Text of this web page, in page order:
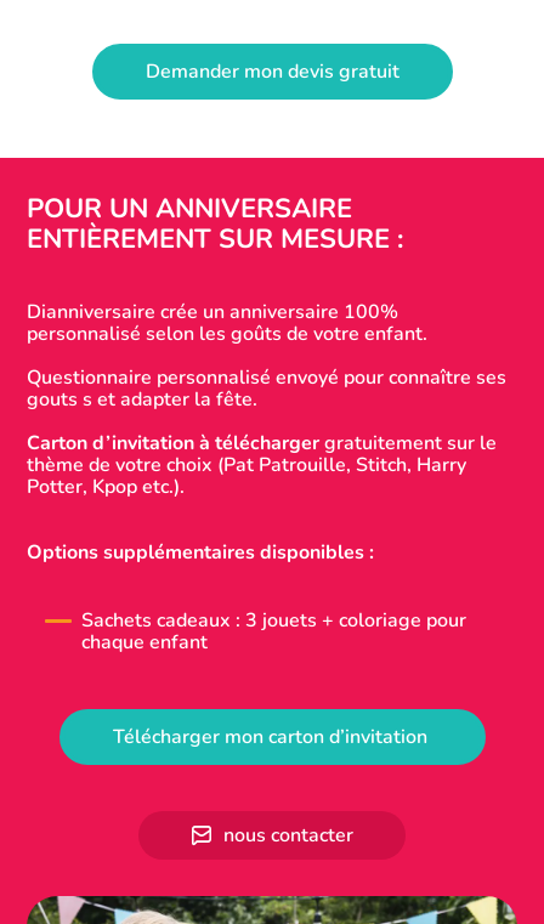
Demander mon devis gratuit
POUR UN ANNIVERSAIRE
ENTIÈREMENT SUR MESURE :
Dianniversaire crée un anniversaire 100%
personnalisé selon les goûts de votre enfant.
Questionnaire personnalisé envoyé pour connaître ses
gouts s et adapter la fête.
Carton d’invitation à téléchargergratuitement sur le
thème de votre choix (Pat Patrouille, Stitch, Harry
Potter, Kpop etc.).
Options supplémentaires disponibles :
Sachets cadeaux : 3 jouets + coloriage pour
chaque enfant
Télécharger mon carton d’invitation
nous contacter